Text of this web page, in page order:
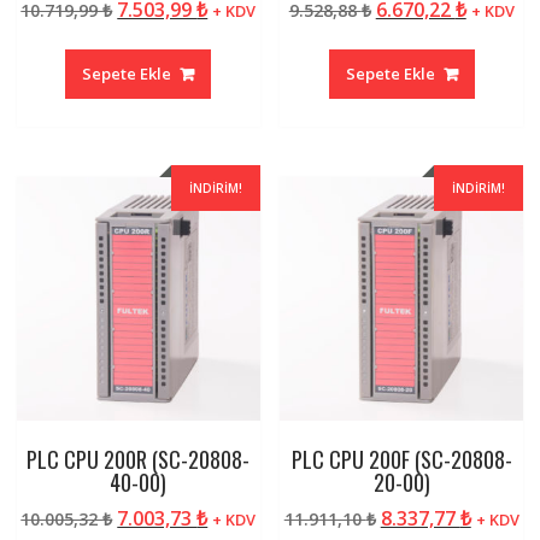
10.719,99₺ Orijinal
10.719,99 ₺.
7.503,99₺Şu
+ KDV
Sepete Ekle
9.528,88₺ Orijinal
9.528,88 ₺.
6.670,22₺Şu
+ KDV
Sepete Ekle
İNDIRIM!
PLC CPU 200R (SC-20808-
40-00)
10.005,32₺ Orijinal
7.003,73₺Şu
+ KDV
İNDIRIM!
PLC CPU 200F (SC-20808-
20-00)
11.911,10₺ Orijinal
8.337,77₺Şu
+ KDV